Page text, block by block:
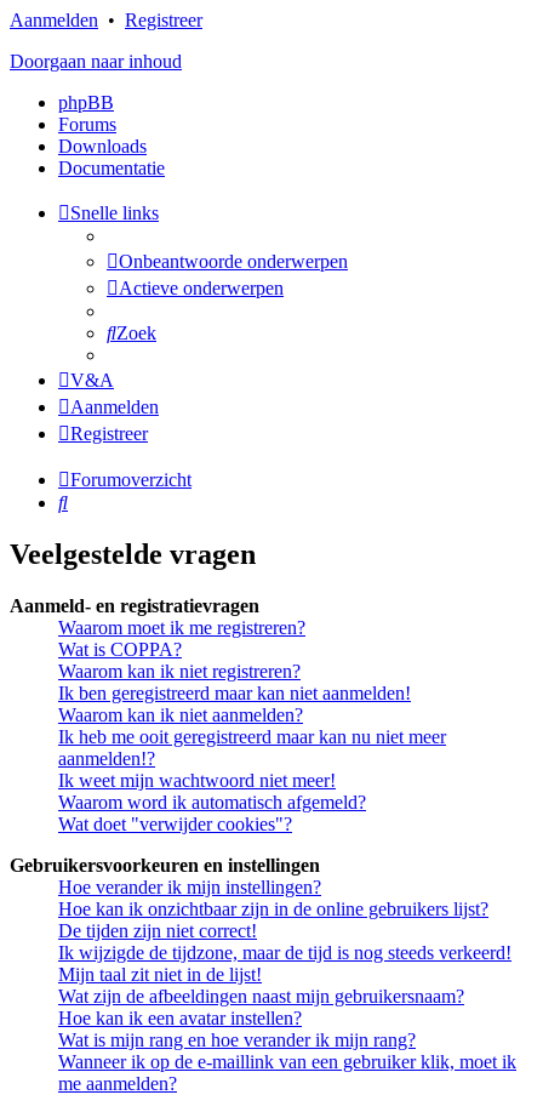
Aanmelden • Registreer
Doorgaan naar inhoud
phpBB
Forums
Downloads
Documentatie
Snelle links
Onbeantwoorde onderwerpen
Actieve onderwerpen
Zoek
V&A
Aanmelden
Registreer
Forumoverzicht
Zoek
Veelgestelde vragen
Aanmeld- en registratievragen
Waarom moet ik me registreren?
Wat is COPPA?
Waarom kan ik niet registreren?
Ik ben geregistreerd maar kan niet aanmelden!
Waarom kan ik niet aanmelden?
Ik heb me ooit geregistreerd maar kan nu niet meer
aanmelden!?
Ik weet mijn wachtwoord niet meer!
Waarom word ik automatisch afgemeld?
Wat doet "verwijder cookies"?
Gebruikersvoorkeuren en instellingen
Hoe verander ik mijn instellingen?
Hoe kan ik onzichtbaar zijn in de online gebruikers lijst?
De tijden zijn niet correct!
Ik wijzigde de tijdzone, maar de tijd is nog steeds verkeerd!
Mijn taal zit niet in de lijst!
Wat zijn de afbeeldingen naast mijn gebruikersnaam?
Hoe kan ik een avatar instellen?
Wat is mijn rang en hoe verander ik mijn rang?
Wanneer ik op de e-maillink van een gebruiker klik, moet ik
me aanmelden?